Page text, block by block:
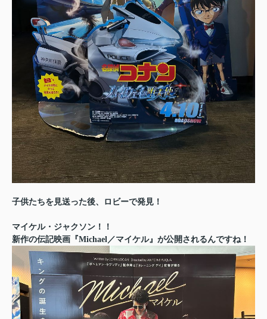
子供たちを見送った後、ロビーで発見！
マイケル・ジャクソン！！
新作の伝記映画『Michael／マイケル』が公開されるんですね！